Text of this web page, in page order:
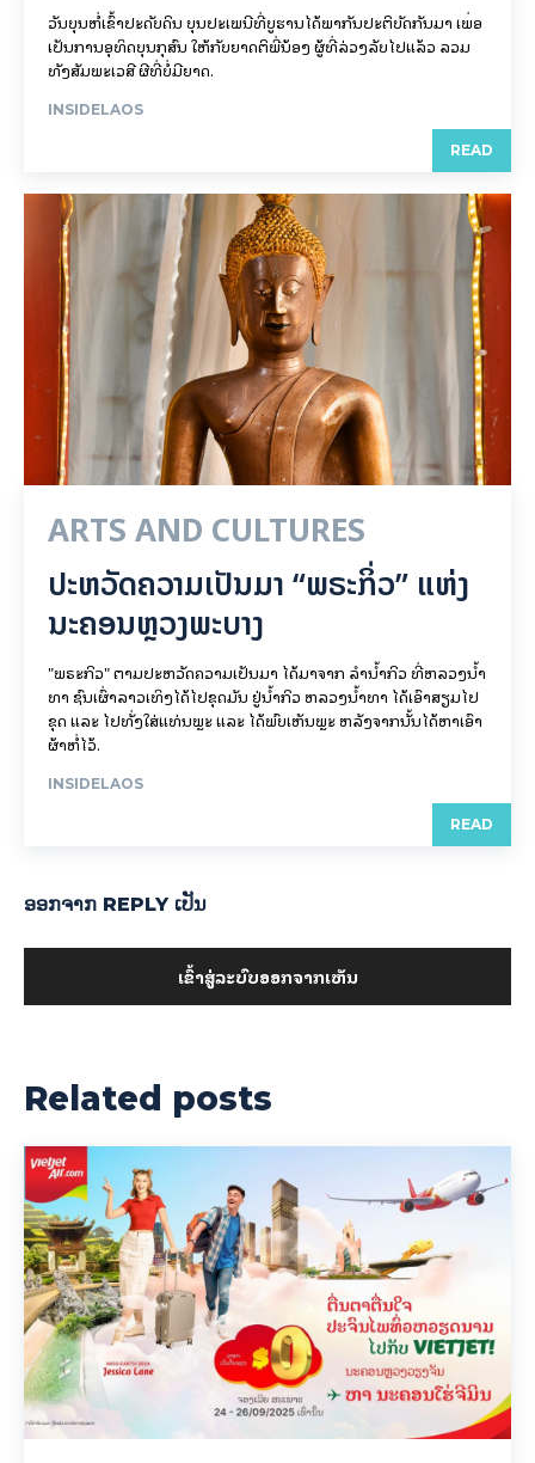
ວັນບຸນຫໍ່ເຂົ້າປະດັບດິນ ບຸນປະເພນີທີ່ບູຮານໄດ້ພາກັນປະຕິບັດກັນມາ ເພື່ອ
ເປັນການອຸທິດບຸນກຸສົນ ໃຫ້ກັບຍາດຕິພີ່ນ້ອງ ຜູ້ທີ່ລ່ວງລັບໄປແລ້ວ ລວມ
ທັງສັມພະເວສີ ຜີທີ່ບໍ່ມີຍາດ.
INSIDELAOS
READ
ARTS AND CULTURES
ປະຫວັດຄວາມເປັນມາ “ພຣະກິ່ວ” ແຫ່ງ
ນະຄອນຫຼວງພະບາງ
"ພຣະກິວ" ຕາມປະຫວັດຄວາມເປັນມາ ໄດ້ມາຈາກ ລຳນ້ຳກິວ ທີ່ຫລວງນ້ຳ
ທາ ຊົນເຜົ່າລາວເທິງໄດ້ໄປຂຸດມັນ ຢູ່ນ້ຳກິວ ຫລວງນ້ຳທາ ໄດ້ເອົາສຽມໄປ
ຂຸດ ແລະ ໄປທັ່ງໃສ່ແທ່ນພຼະ ແລະ ໄດ້ພົບເຫັນພຼະ ຫລັງຈາກນັ້ນໄດ້ຫາເອົາ
ຜ້າຫໍ່ໄວ້.
INSIDELAOS
READ
ອອກ​ຈາກ REPLY ເປັນ
ເຂົ້າ​ສູ່​ລະ​ບົບ​ອອກ​ຈາກ​ເຫັນ
Related posts